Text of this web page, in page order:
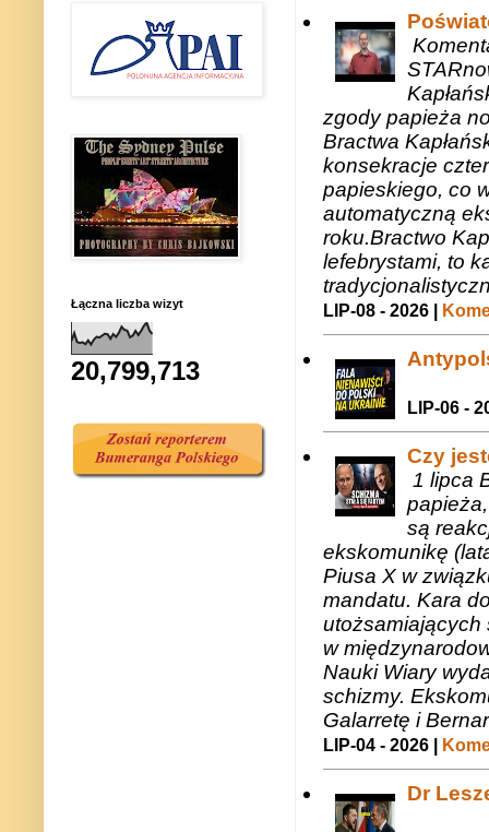
zgody papieża
Bractwa
konsekracje
papieskiego, co
automatyczną
roku.Bractwo
lefebrystami, to
LIP-08 - 2026 |
LIP-06 -
Czy
1 lipca
są
ekskomunikę
Piusa X w
mandatu. Kara
utożsamiających
w
Nauki Wiary
schizmy.
Galarretę i
LIP-04 - 2026 |
Dr
Łączna liczba wizyt
20,799,713